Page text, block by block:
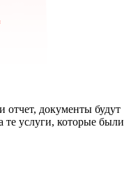
отчет, документы будут
те услуги, которые были